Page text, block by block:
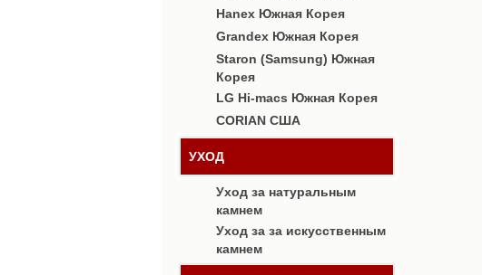
Hanex Южная Корея
Grandex Южная Корея
Staron (Samsung) Южная
Корея
LG Hi-macs Южная Корея
CORIAN США
УХОД
Уход за натуральным
камнем
Уход за за искусственным
камнем